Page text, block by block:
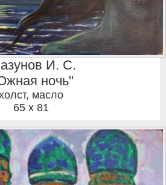
И. С.
ночь"
масло
65 x 81